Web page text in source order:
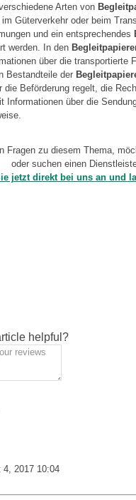
Arten von
Güterverkehr oder beim
und ein entsprechendes
werden. In den
über die transportierte
Bestandteile der
die Beförderung regelt, die
Informationen über die
Fragen zu diesem Thema,
oder suchen einen
jetzt direkt bei uns an und
helpful?
4, 2017 10:04